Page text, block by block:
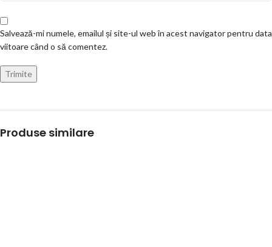
Salvează-mi numele, emailul și site-ul web în acest navigator pentru data
viitoare când o să comentez.
Produse similare